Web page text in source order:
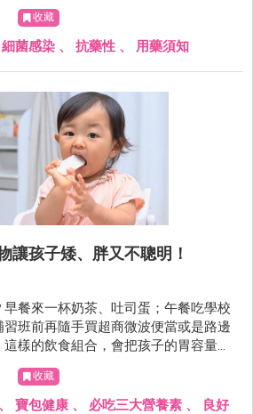
收藏
細菌感染 、 抗藥性 、 用藥須知
讓孩子矮、胖又不聰明！
餐來一杯奶茶、吐司蛋；午餐吃學校
班前再隨手買超商微波便當或是路邊
樣的飲食組合，會把孩子的胃容量佔
價值更高的食物。
收藏
、 寶包健康 、 必吃三大營養素 、
良好